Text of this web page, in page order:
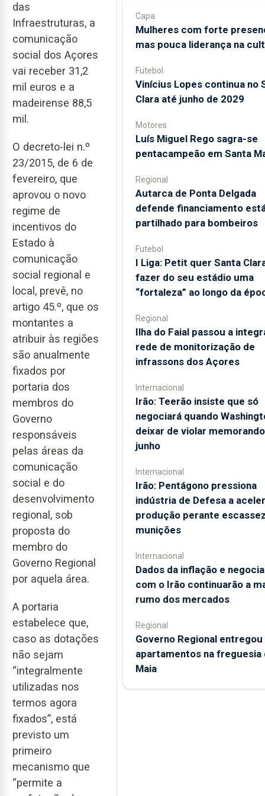
das
Infraestruturas, a
comunicação
social dos Açores
vai receber 31,2
mil euros e a
madeirense 88,5
mil.
O decreto-lei n.º
23/2015, de 6 de
fevereiro, que
aprovou o novo
regime de
incentivos do
Estado à
comunicação
social regional e
local, prevê, no
artigo 45.º, que os
montantes a
atribuir às regiões
são anualmente
fixados por
portaria dos
membros do
Governo
responsáveis
pelas áreas da
comunicação
social e do
desenvolvimento
regional, sob
proposta do
membro do
Governo Regional
por aquela área.
A portaria
estabelece que,
caso as dotações
não sejam
“integralmente
utilizadas nos
termos agora
fixados”, está
previsto um
primeiro
mecanismo que
“permite a
Capa
Mulheres com forte
mas pouca liderança na
Futebol
Vinícius Lopes continua no
Clara até junho de 2029
Motores
Luís Miguel Rego sagra-se
pentacampeão em Santa
Regional
Autarca de Ponta Delgada
defende financiamento
partilhado para bombeiros
Futebol
I Liga: Petit quer Santa
fazer do seu estádio uma
“fortaleza” ao longo da
Regional
Ilha do Faial passou a
rede de monitorização de
infrassons dos Açores
Internacional
Irão: Teerão insiste que só
negociará quando
deixar de violar
junho
Internacional
Irão: Pentágono pressiona
indústria de Defesa a
produção perante
munições
Internacional
Dados da inflação e
com o Irão continuarão a
rumo dos mercados
Regional
Governo Regional entregou
apartamentos na freguesia
Maia